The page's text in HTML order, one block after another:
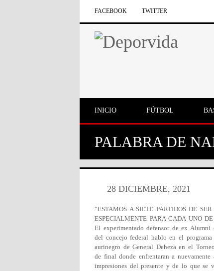
FACEBOOK TWITTER
INICIO FÚTBOL
PALABRA DE
28 DICIEMBRE, 2021
“ESTAMOS A SIETE PARTIDOS DE
ESPECIALMENTE PARA CADA UNO DE
El experimentado defensor de ex
del concejo federal hablo en el
aurinegro de General Deheza en el
de final donde enfrentaran a
impresiones del presente y de lo que se